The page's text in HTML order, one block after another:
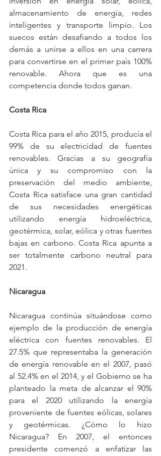
almacenamiento de energía, redes
inteligentes y transporte limpio. Los
suecos están desafiando a todos los
demás a unirse a ellos en una carrera
para convertirse en el primer país 100%
renovable. Ahora que es una
competencia donde todos ganan.
Costa Rica
Costa Rica para el año 2015, producía el
99% de su electricidad de fuentes
renovables. Gracias a su geografía
única y su compromiso con la
preservación del medio ambiente,
Costa Rica satisface una gran cantidad
de sus necesidades energéticas
utilizando energía hidroeléctrica,
geotérmica, solar, eólica y otras fuentes
bajas en carbono. Costa Rica apunta a
ser totalmente carbono neutral para
2021.
Nicaragua
Nicaragua continúa situándose como
ejemplo de la producción de energía
eléctrica con fuentes renovables. El
27.5% que representaba la generación
de energía renovable en el 2007, pasó
al 52.4% en el 2014, y el Gobierno se ha
planteado la meta de alcanzar el 90%
para el 2020 utilizando la energía
proveniente de fuentes eólicas, solares
y geotérmicas. ¿Cómo lo hizo
Nicaragua? En 2007, el entonces
presidente comenzó a enfatizar las